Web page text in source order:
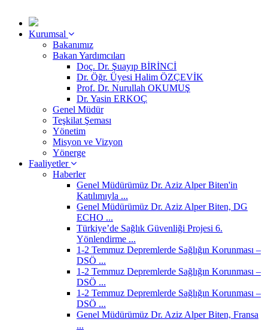
Kurumsal
Bakanımız
Bakan Yardımcıları
Doç. Dr. Şuayıp BİRİNCİ
Dr. Öğr. Üyesi Halim ÖZÇEVİK
Prof. Dr. Nurullah OKUMUŞ
Dr. Yasin ERKOÇ
Genel Müdür
Teşkilat Şeması
Yönetim
Misyon ve Vizyon
Yönerge
Faaliyetler
Haberler
Genel Müdürümüz Dr. Aziz Alper Biten'in
Katılımıyla ...
Genel Müdürümüz Dr. Aziz Alper Biten, DG
ECHO ...
Türkiye’de Sağlık Güvenliği Projesi 6.
Yönlendirme ...
1-2 Temmuz Depremlerde Sağlığın Korunması –
DSÖ ...
1-2 Temmuz Depremlerde Sağlığın Korunması –
DSÖ ...
1-2 Temmuz Depremlerde Sağlığın Korunması –
DSÖ ...
Genel Müdürümüz Dr. Aziz Alper Biten, Fransa
...